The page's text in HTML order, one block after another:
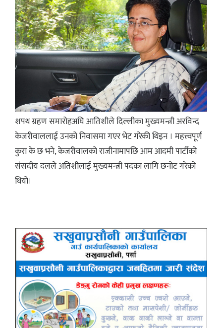
शपथ ग्रहण समारोहअघि आतिशीले दिल्लीका मुख्यमन्त्री अरविन्द
केजरीवाललाई उनको निवासमा गएर भेट गरेकी थिइन । महत्त्वपूर्ण
कुरा के छ भने, केजरीवालको राजीनामापछि आम आदमी पार्टीको
संसदीय दलले अतिशीलाई मुख्यमन्त्री पदका लागि छनोट गरेको
थियो।